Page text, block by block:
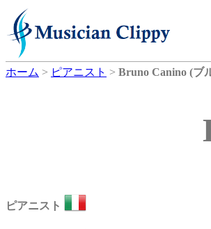
ホーム > ピアニスト > Bruno Canino (ブ
ピアニスト